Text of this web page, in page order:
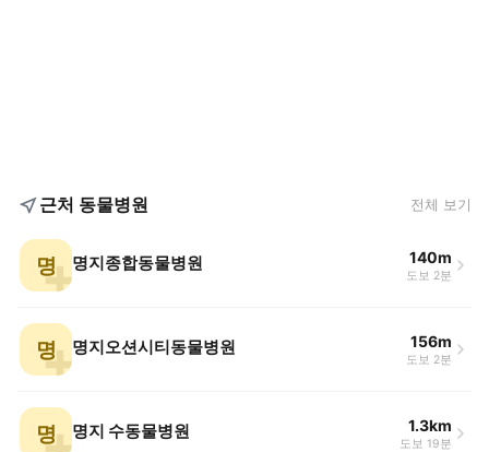
근처 동물병원 전체 보기
명 명지종합동물병원 140m
도보 2분
명 명지오션시티동물병원 156m
도보 2분
명 명지 수동물병원 1.3km
도보 19분